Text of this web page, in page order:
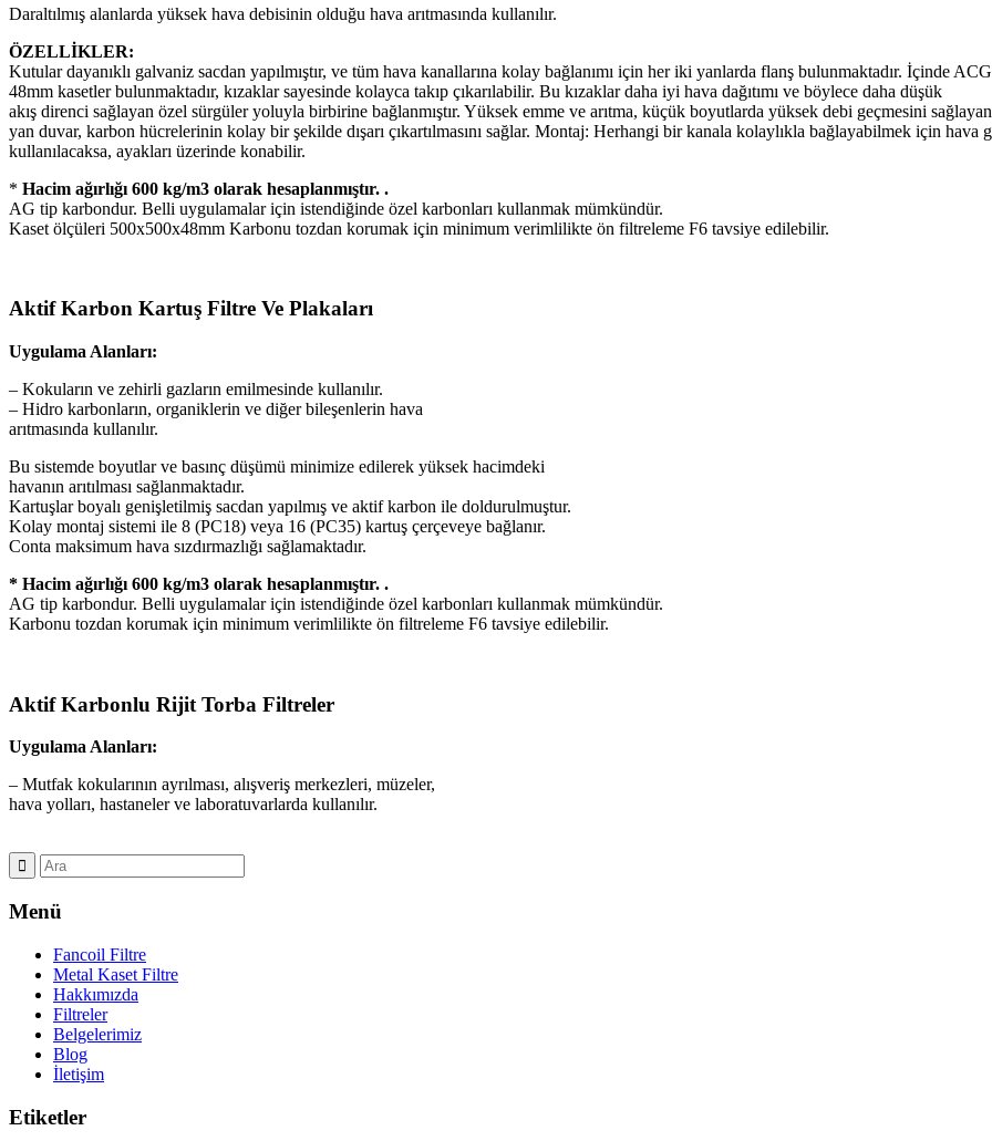
Daraltılmış alanlarda yüksek hava debisinin olduğu hava arıtmasında kullanılır.
ÖZELLİKLER:
Kutular dayanıklı galvaniz sacdan yapılmıştır, ve tüm hava kanallarına kolay bağlanımı için her iki yanlarda flanş bulunmaktadır. İçinde ACG
48mm kasetler bulunmaktadır, kızaklar sayesinde kolayca takıp çıkarılabilir. Bu kızaklar daha iyi hava dağıtımı ve böylece daha düşük
akış direnci sağlayan özel sürgüler yoluyla birbirine bağlanmıştır. Yüksek emme ve arıtma, küçük boyutlarda yüksek debi geçmesini
yan duvar, karbon hücrelerinin kolay bir şekilde dışarı çıkartılmasını sağlar. Montaj: Herhangi bir kanala kolaylıkla bağlayabilmek için hava
kullanılacaksa, ayakları üzerinde konabilir.
* Hacim ağırlığı 600 kg/m3 olarak hesaplanmıştır. .
AG tip karbondur. Belli uygulamalar için istendiğinde özel karbonları kullanmak mümkündür.
Kaset ölçüleri 500x500x48mm Karbonu tozdan korumak için minimum verimlilikte ön filtreleme F6 tavsiye edilebilir.
Aktif Karbon Kartuş Filtre Ve Plakaları
Uygulama Alanları:
– Kokuların ve zehirli gazların emilmesinde kullanılır.
– Hidro karbonların, organiklerin ve diğer bileşenlerin hava
arıtmasında kullanılır.
Bu sistemde boyutlar ve basınç düşümü minimize edilerek yüksek hacimdeki
havanın arıtılması sağlanmaktadır.
Kartuşlar boyalı genişletilmiş sacdan yapılmış ve aktif karbon ile doldurulmuştur.
Kolay montaj sistemi ile 8 (PC18) veya 16 (PC35) kartuş çerçeveye bağlanır.
Conta maksimum hava sızdırmazlığı sağlamaktadır.
* Hacim ağırlığı 600 kg/m3 olarak hesaplanmıştır. .
AG tip karbondur. Belli uygulamalar için istendiğinde özel karbonları kullanmak mümkündür.
Karbonu tozdan korumak için minimum verimlilikte ön filtreleme F6 tavsiye edilebilir.
Aktif Karbonlu Rijit Torba Filtreler
Uygulama Alanları:
– Mutfak kokularının ayrılması, alışveriş merkezleri, müzeler,
hava yolları, hastaneler ve laboratuvarlarda kullanılır.
Menü
Fancoil Filtre
Metal Kaset Filtre
Hakkımızda
Filtreler
Belgelerimiz
Blog
İletişim
Etiketler